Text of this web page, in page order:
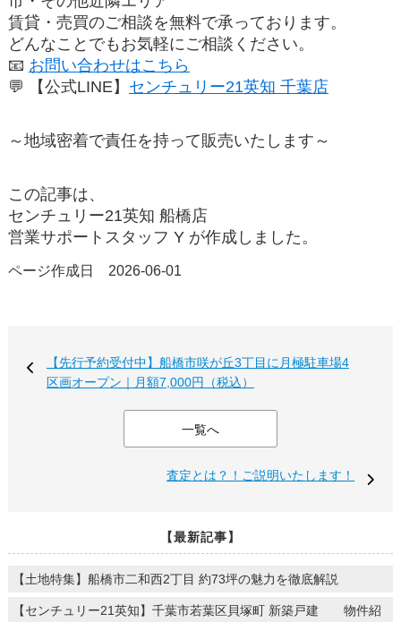
賃貸・売買のご相談を無料で承っております。
どんなことでもお気軽にご相談ください。
📧 お問い合わせはこちら
💬
【公式LINE】 センチュリー21英知 千葉店
～地域密着で責任を持って販売いたします～
この記事は、
センチュリー21英知 船橋店
営業サポートスタッフ Y が作成しました。
ページ作成日 2026-06-01
【先行予約受付中】船橋市咲が丘3丁目に月極駐車場4
区画オープン｜月額7,000円（税込）
一覧へ
査定とは？！ご説明いたします！
【最新記事】
【土地特集】船橋市二和西2丁目 約73坪の魅力を徹底解説
【センチュリー21英知】千葉市若葉区貝塚町 新築戸建 物件紹